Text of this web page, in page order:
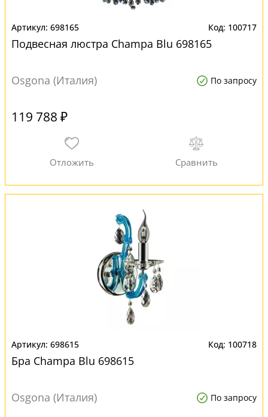
698165 100717
Подвесная люстра Champa Blu 698165
Osgona (Италия) По запросу
119 788 ₽
698615 100718
Бра Champa Blu 698615
Osgona (Италия) По запросу